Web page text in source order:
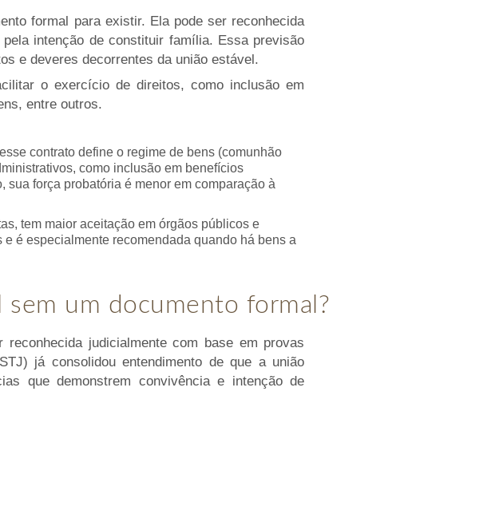
formal para existir. Ela pode ser reconhecida
intenção de constituir família. Essa previsão
e deveres decorrentes da união estável.
o exercício de direitos, como inclusão em
entre outros.
contrato define o regime de bens (comunhão
como inclusão em benefícios
força probatória é menor em comparação à
tem maior aceitação em órgãos públicos e
é especialmente recomendada quando há bens a
sem um documento formal?
judicialmente com base em provas
já consolidou entendimento de que a união
que demonstrem convivência e intenção de